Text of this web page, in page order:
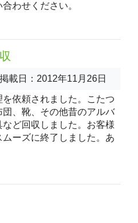
わせください。
掲載日：2012年11月26日
依頼されました。こたつ
、靴、その他昔のアルバ
ど回収しました。お客様
ーズに終了しました。あ